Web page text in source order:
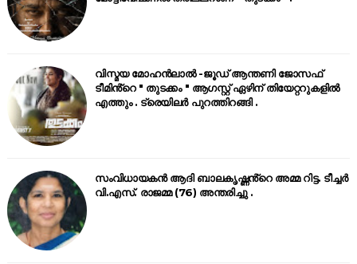
വിസ്മയ മോഹൻലാൽ -ജൂഡ് ആന്തണി ജോസഫ്
ടീമിൻ്റെ " തുടക്കം " ആഗസ്റ്റ് ഏഴിന് തിയേറ്ററുകളിൽ
എത്തും . ട്രെയിലർ പുറത്തിറങ്ങി .
സംവിധായകൻ ആദി ബാലകൃഷ്ണൻ്റെ അമ്മ റിട്ട. ടീച്ചർ
വി.എസ്. രാജമ്മ (76) അന്തരിച്ചു .